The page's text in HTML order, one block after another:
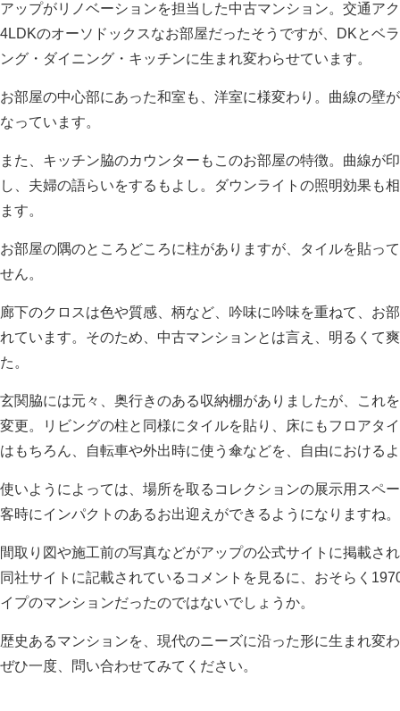
アップがリノベーションを担当した中古マンション。交通ア
4LDKのオーソドックスなお部屋だったそうですが、DKとベ
ング・ダイニング・キッチンに生まれ変わらせています。
お部屋の中心部にあった和室も、洋室に様変わり。曲線の壁
なっています。
また、キッチン脇のカウンターもこのお部屋の特徴。曲線が
し、夫婦の語らいをするもよし。ダウンライトの照明効果も
ます。
お部屋の隅のところどころに柱がありますが、タイルを貼っ
せん。
廊下のクロスは色や質感、柄など、吟味に吟味を重ねて、お
れています。そのため、中古マンションとは言え、明るくて
た。
玄関脇には元々、奥行きのある収納棚がありましたが、これ
変更。リビングの柱と同様にタイルを貼り、床にもフロアタ
はもちろん、自転車や外出時に使う傘などを、自由における
使いようによっては、場所を取るコレクションの展示用スペ
客時にインパクトのあるお出迎えができるようになりますね。
間取り図や施工前の写真などがアップの公式サイトに掲載さ
同社サイトに記載されているコメントを見るに、おそらく
イプのマンションだったのではないでしょうか。
歴史あるマンションを、現代のニーズに沿った形に生まれ変
ぜひ一度、問い合わせてみてください。